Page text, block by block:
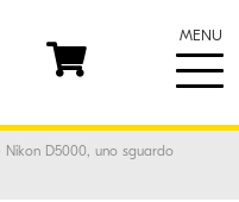
MENU
Nikon D5000, uno sguardo